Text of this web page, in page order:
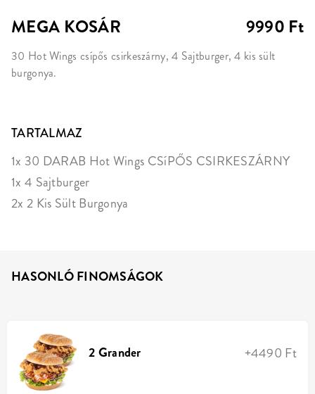
MEGA KOSÁR 9990 Ft
30 Hot Wings csípős csirkeszárny, 4 Sajtburger, 4 kis sült
burgonya.
TARTALMAZ
1x 30 DARAB Hot Wings CSíPŐS CSIRKESZÁRNY
1x 4 Sajtburger
2x 2 Kis Sült Burgonya
HASONLÓ FINOMSÁGOK
2 Grander +4490 Ft